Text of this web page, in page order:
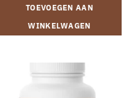
TOEVOEGEN AAN
WINKELWAGEN